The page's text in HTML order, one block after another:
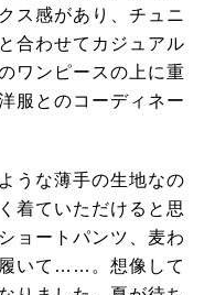
ス感があり、チュニ
合わせてカジュアル
ワンピースの上に重
服とのコーディネー
うな薄手の生地なの
着ていただけると思
ョートパンツ、麦わ
いて……。想像して